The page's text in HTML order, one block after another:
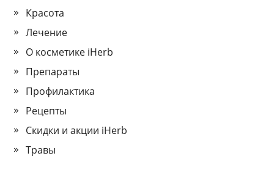
Красота
Лечение
О косметике iHerb
Препараты
Профилактика
Рецепты
Скидки и акции iHerb
Травы